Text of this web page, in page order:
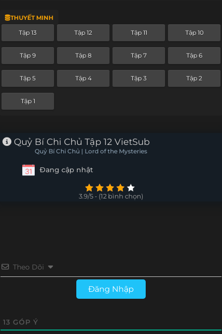
THUYẾT MINH
Tập 13 Tập 12 Tập 11 Tập 10
Tập 9 Tập 8 Tập 7 Tập 6
Tập 5 Tập 4 Tập 3 Tập 2
Tập 1
Quỷ Bí Chi Chủ Tập 12 VietSub
Quỷ Bí Chi Chủ | Lord of the Mysteries
Đang cập nhật
3.9/5 - (12 bình chọn)
Theo Dõi
Đăng Nhập
13 GÓP Ý